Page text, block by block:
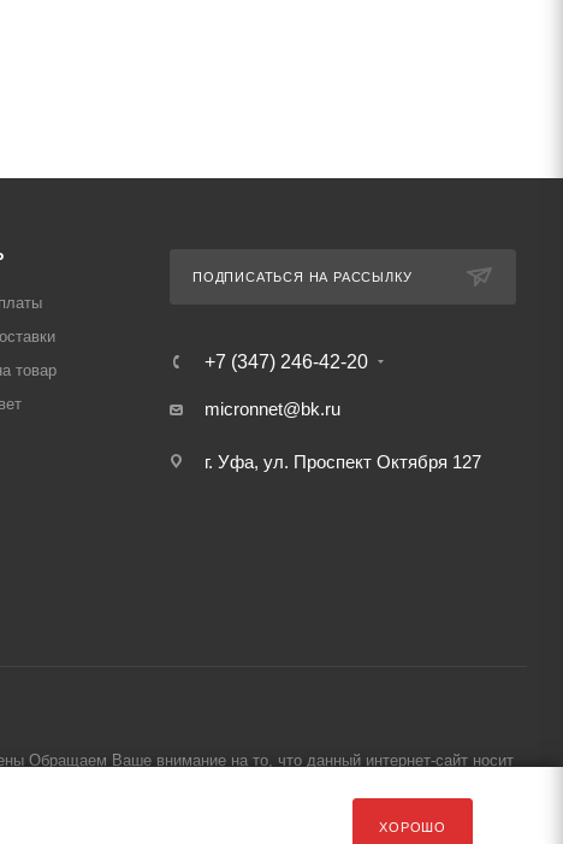
товар
ПОДПИСАТЬСЯ НА РАССЫЛКУ
+7 (347) 246-42-20
micronnet@bk.ru
г. Уфа, ул. Проспект Октября 127
Обращаем Ваше внимание на то, что данный интернет-сайт носит
ХОРОШО